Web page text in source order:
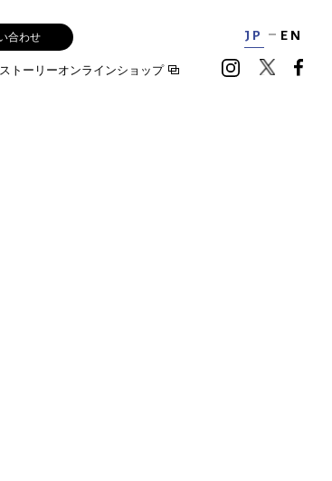
ストーリーオンラインショップ
合わせ JP EN